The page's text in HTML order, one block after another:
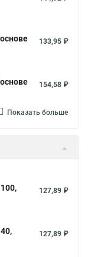
133,95 ₽
154,58 ₽
Показать больше
127,89 ₽
127,89 ₽